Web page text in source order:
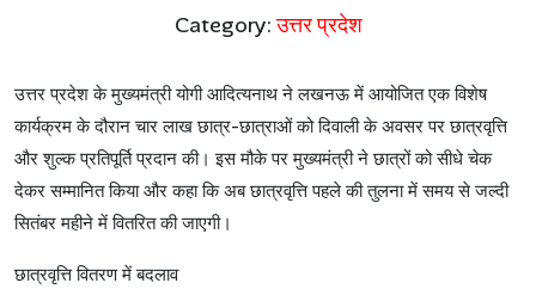
Category:उत्तर प्रदेश
उत्तर प्रदेश के मुख्यमंत्री योगी आदित्यनाथ ने लखनऊ में आयोजित एक विशेष
कार्यक्रम के दौरान चार लाख छात्र-छात्राओं को दिवाली के अवसर पर छात्रवृत्ति
और शुल्क प्रतिपूर्ति प्रदान की। इस मौके पर मुख्यमंत्री ने छात्रों को सीधे चेक
देकर सम्मानित किया और कहा कि अब छात्रवृत्ति पहले की तुलना में समय से जल्दी
सितंबर महीने में वितरित की जाएगी।
छात्रवृत्ति वितरण में बदलाव